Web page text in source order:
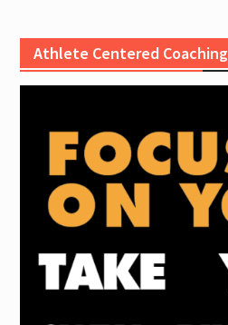
Athlete Centered Coaching